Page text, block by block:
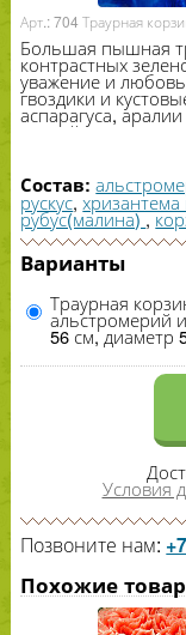
Арт.: 704 Траурная
Большая пышная
контрастных
уважение и
гвоздики и
аспарагуса,
спокойствием и
Состав:
рускус,хризантема
рубус(малина),
Варианты
Траурная
альстромерий
56 см, диаметр
Условия
Позвоните нам:
Похожие